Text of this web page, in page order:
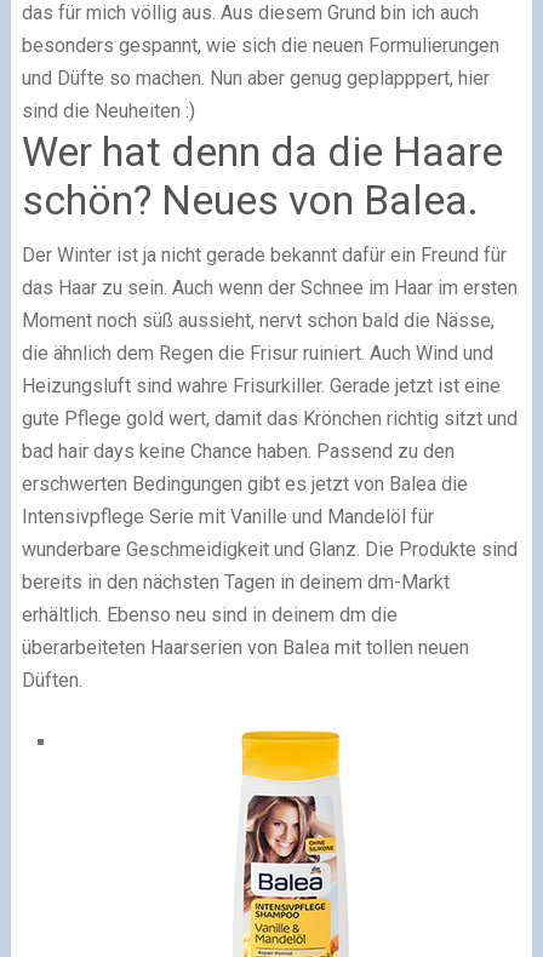
das für mich völlig aus. Aus diesem Grund bin ich auch
besonders gespannt, wie sich die neuen Formulierungen
und Düfte so machen. Nun aber genug geplapppert, hier
sind die Neuheiten :)
Wer hat denn da die Haare
schön? Neues von Balea.
Der Winter ist ja nicht gerade bekannt dafür ein Freund für
das Haar zu sein. Auch wenn der Schnee im Haar im ersten
Moment noch süß aussieht, nervt schon bald die Nässe,
die ähnlich dem Regen die Frisur ruiniert. Auch Wind und
Heizungsluft sind wahre Frisurkiller. Gerade jetzt ist eine
gute Pflege gold wert, damit das Krönchen richtig sitzt und
bad hair days keine Chance haben. Passend zu den
erschwerten Bedingungen gibt es jetzt von Balea die
Intensivpflege Serie mit Vanille und Mandelöl für
wunderbare Geschmeidigkeit und Glanz. Die Produkte sind
bereits in den nächsten Tagen in deinem dm-Markt
erhältlich. Ebenso neu sind in deinem dm die
überarbeiteten Haarserien von Balea mit tollen neuen
Düften.